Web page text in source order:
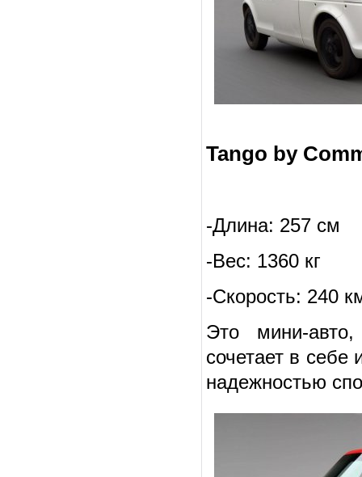
Tango by
-Длина: 257 см
-Вес: 1360 кг
-Скорость: 240
Это мини-
сочетает в
надежностью